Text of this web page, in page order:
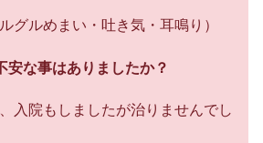
グルめまい・吐き気・耳鳴り）
安な事はありましたか？
入院もしましたが治りませんでし